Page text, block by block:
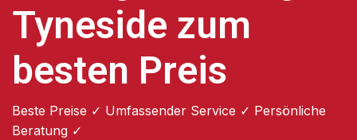
Tyneside zum
besten Preis
Beste Preise ✓ Umfassender Service ✓ Persönliche
Beratung ✓